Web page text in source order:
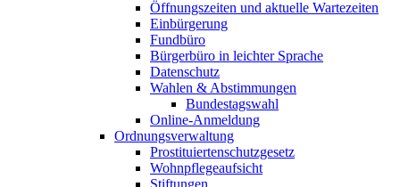
Öffnungszeiten und aktuelle Wartezeiten
Einbürgerung
Fundbüro
Bürgerbüro in leichter Sprache
Datenschutz
Wahlen & Abstimmungen
Bundestagswahl
Online-Anmeldung
Ordnungsverwaltung
Prostituiertenschutzgesetz
Wohnpflegeaufsicht
Stiftungen